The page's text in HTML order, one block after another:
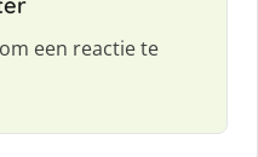
om een reactie te